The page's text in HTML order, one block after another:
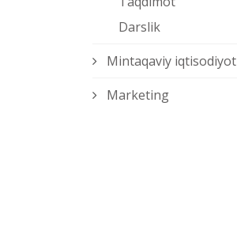
Darslik
Mintaqaviy iqtisodiyot
Marketing